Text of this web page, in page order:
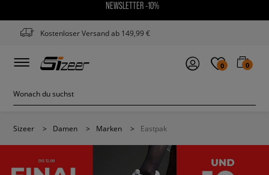
NEWSLETTER -10%
Kostenloser Versand ab 149,99 €
0 0
Sizeer > Damen > Marken > Eastpak